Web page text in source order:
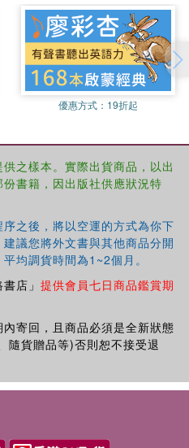
Local in Christian
the ways that
is integral to how
understand what it means
how locality is
through music-
studies from every
from anthropology,
mission studies, and
explore a central aspect
congregational music-
historical trends, cultural
values, and translocal
to be ‘local’ and
lead scholars to new
and power of Christian
優惠方式： 19折起
之樣本。實際出貨商品，以出
書籍，因出版社供應狀況特
之後，將以空運的方式為你下
議您將外文書與其他商品分開
均調貨時間為1~2個月。
店」 提供會員七日商品鑑賞期
寄回，且商品必須是全新狀態
隨貨贈品等)否則恕不接受退